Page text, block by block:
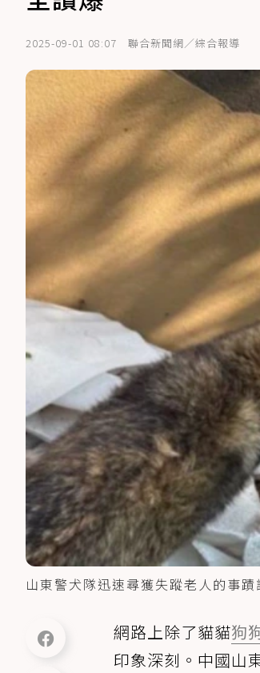
2025-09-01 08:07 聯合新聞網／綜合報導
山東警犬隊迅速尋獲失蹤老人的事
網路上除了貓貓狗
印象深刻。中國山